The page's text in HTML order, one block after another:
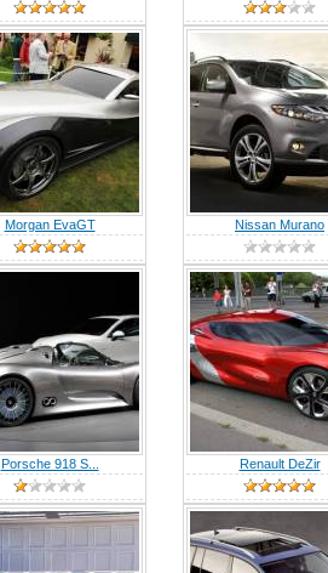
Morgan EvaGT Nissan Murano
Porsche 918 S... Renault DeZir